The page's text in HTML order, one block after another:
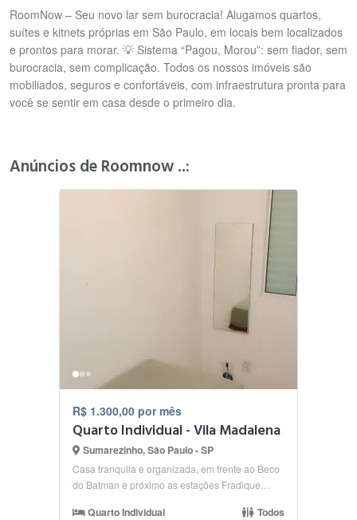
RoomNow – Seu novo lar sem burocracia! Alugamos quartos,
suítes e kitnets próprias em São Paulo, em locais bem localizados
e prontos para morar. 💡 Sistema “Pagou, Morou”: sem fiador, sem
burocracia, sem complicação. Todos os nossos imóveis são
mobiliados, seguros e confortáveis, com infraestrutura pronta para
você se sentir em casa desde o primeiro dia.
Anúncios de Roomnow ..:
R$ 1.300,00 por mês
Quarto Individual - Vila Madalena
Sumarezinho, São Paulo - SP
Casa tranquila e organizada, em frente ao Beco
do Batman e próximo as estações Fradique
Quarto Individual Todos